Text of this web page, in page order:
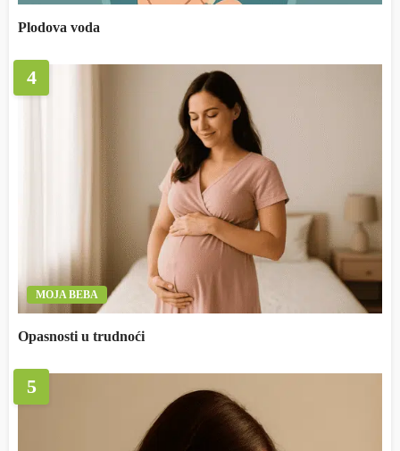
Plodova voda
4
MOJA BEBA
Opasnosti u trudnoći
5